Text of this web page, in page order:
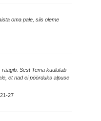
oma pale, siis oleme
Sest Tema kuulutab
et nad ei pöörduks alpuse
27